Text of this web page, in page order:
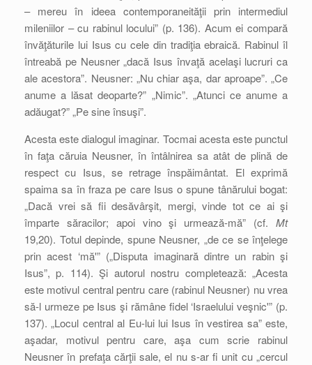
– mereu în ideea contemporaneităţii prin intermediul
mileniilor – cu rabinul locului” (p. 136). Acum ei compară
învăţăturile lui Isus cu cele din tradiţia ebraică. Rabinul îl
întreabă pe Neusner „dacă Isus învaţă acelaşi lucruri ca
ale acestora”. Neusner: „Nu chiar aşa, dar aproape”. „Ce
anume a lăsat deoparte?” „Nimic”. „Atunci ce anume a
adăugat?” „Pe sine însuşi”.
Acesta este dialogul imaginar. Tocmai acesta este punctul
în faţa căruia Neusner, în întâlnirea sa atât de plină de
respect cu Isus, se retrage înspăimântat. El exprimă
spaima sa în fraza pe care Isus o spune tânărului bogat:
„Dacă vrei să fii desăvârşit, mergi, vinde tot ce ai şi
împarte săracilor; apoi vino şi urmează-mă” (cf. Mt
19,20). Totul depinde, spune Neusner, „de ce se înţelege
prin acest ‘mă'” („Disputa imaginară dintre un rabin şi
Isus”, p. 114). Şi autorul nostru completează: „Acesta
este motivul central pentru care (rabinul Neusner) nu vrea
să-l urmeze pe Isus şi rămâne fidel ‘Israelului veşnic'” (p.
137). „Locul central al Eu-lui lui Isus în vestirea sa” este,
aşadar, motivul pentru care, aşa cum scrie rabinul
Neusner în prefaţa cărţii sale, el nu s-ar fi unit cu „cercul